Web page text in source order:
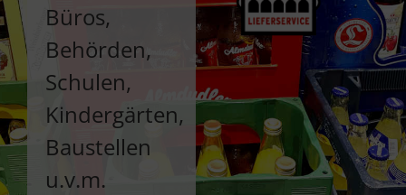
Büros,
Behörden,
Schulen,
Kindergärten,
Baustellen
u.v.m.